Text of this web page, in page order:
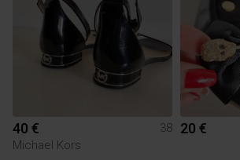
40 €
38
Michael Kors
20 €